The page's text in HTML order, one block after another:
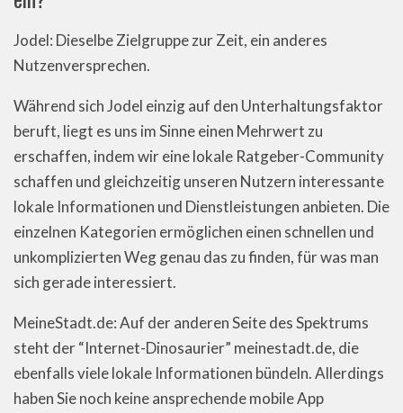
Jodel: Dieselbe Zielgruppe zur Zeit, ein anderes
Nutzenversprechen.
Während sich Jodel einzig auf den Unterhaltungsfaktor
beruft, liegt es uns im Sinne einen Mehrwert zu
erschaffen, indem wir eine lokale Ratgeber-Community
schaffen und gleichzeitig unseren Nutzern interessante
lokale Informationen und Dienstleistungen anbieten. Die
einzelnen Kategorien ermöglichen einen schnellen und
unkomplizierten Weg genau das zu finden, für was man
sich gerade interessiert.
MeineStadt.de: Auf der anderen Seite des Spektrums
steht der “Internet-Dinosaurier” meinestadt.de, die
ebenfalls viele lokale Informationen bündeln. Allerdings
haben Sie noch keine ansprechende mobile App